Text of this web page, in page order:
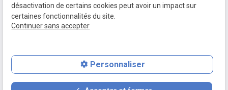
place contact_page phone
désactivation de certains cookies peut avoir un impact sur
certaines fonctionnalités du site.
Continuer sans accepter
Personnaliser